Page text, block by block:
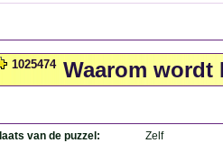
1025474 Waarom wordt
van de puzzel:
Zelf